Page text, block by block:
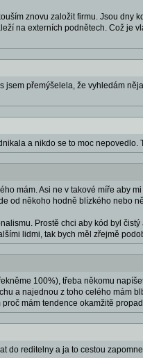
znovu založit firmu. Jsou
na externích podnětech. Což je
jsem přemýšelela, že vyhledám
a nikdo se to moc
mám. Asi ne v takové míře aby
od někoho hodně blízkého nebo
Prostě chci aby kód byl
lidmi, tak bych měl zřejmě
100%), třeba někomu
a najednou z toho celého mám
mám tendence okamžitě
do reditelny a ja to cestou